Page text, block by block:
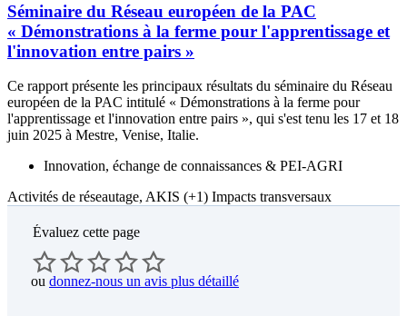
Séminaire du Réseau européen de la PAC
« Démonstrations à la ferme pour l'apprentissage et
l'innovation entre pairs »
Ce rapport présente les principaux résultats du séminaire du Réseau
européen de la PAC intitulé « Démonstrations à la ferme pour
l'apprentissage et l'innovation entre pairs », qui s'est tenu les 17 et 18
juin 2025 à Mestre, Venise, Italie.
Innovation, échange de connaissances & PEI-AGRI
Activités de réseautage, AKIS (+1) Impacts transversaux
Évaluez cette page
ou donnez-nous un avis plus détaillé